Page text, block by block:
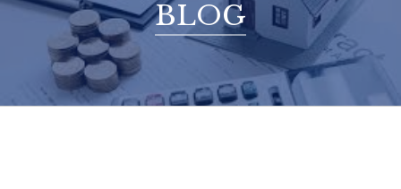
BLOG